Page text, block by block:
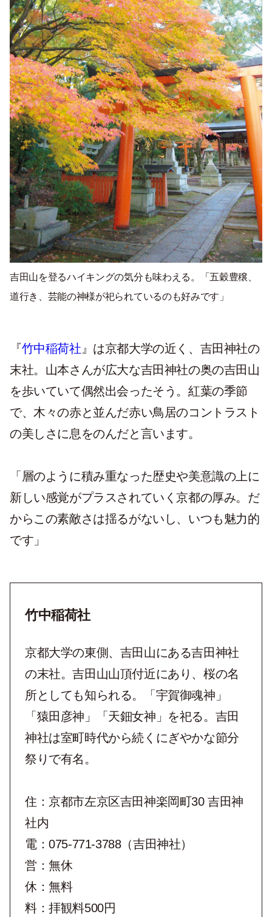
吉田山を登るハイキングの気分も味わえる。「五穀豊穣、
道行き、芸能の神様が祀られているのも好みです」
『竹中稲荷社 』は京都大学の近く、吉田神社の
末社。山本さんが広大な吉田神社の奥の吉田山
を歩いていて偶然出会ったそう。紅葉の季節
で、木々の赤と並んだ赤い鳥居のコントラスト
の美しさに息をのんだと言います。
「層のように積み重なった歴史や美意識の上に
新しい感覚がプラスされていく京都の厚み。だ
からこの素敵さは揺るがないし、いつも魅力的
です」
竹中稲荷社
京都大学の東側、吉田山にある吉田神社
の末社。吉田山山頂付近にあり、桜の名
所としても知られる。「宇賀御魂神」
「猿田彦神」「天鈿女神」を祀る。吉田
神社は室町時代から続くにぎやかな節分
祭りで有名。
住：京都市左京区吉田神楽岡町30 吉田神
社内
電：075-771-3788（吉田神社）
営：無休
休：無料
料：拝観料500円